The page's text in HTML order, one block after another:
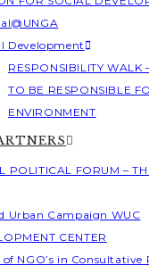
Development
RESPONSIBILITY WALK
TO BE RESPONSIBLE
ENVIRONMENT
POLITICAL FORUM –
Urban Campaign WUC
CENTER
of NGO’s in